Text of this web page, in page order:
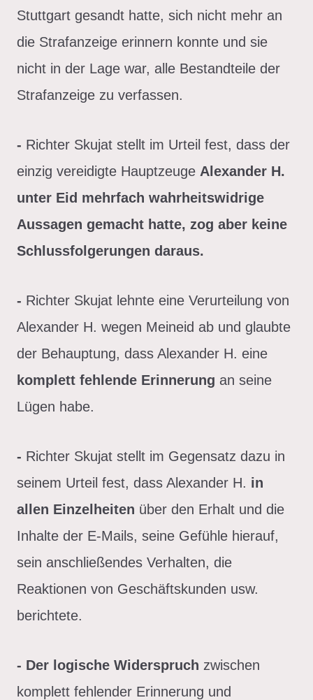
Stuttgart gesandt hatte, sich nicht mehr an
die Strafanzeige erinnern konnte und sie
nicht in der Lage war, alle Bestandteile der
Strafanzeige zu verfassen.
- Richter Skujat stellt im Urteil fest, dass der
einzig vereidigte Hauptzeuge Alexander H.
unter Eid mehrfach wahrheitswidrige
Aussagen gemacht hatte, zog aber keine
Schlussfolgerungen daraus.
- Richter Skujat lehnte eine Verurteilung von
Alexander H. wegen Meineid ab und glaubte
der Behauptung, dass Alexander H. eine
komplett fehlende Erinnerung an seine
Lügen habe.
- Richter Skujat stellt im Gegensatz dazu in
seinem Urteil fest, dass Alexander H. in
allen Einzelheiten über den Erhalt und die
Inhalte der E-Mails, seine Gefühle hierauf,
sein anschließendes Verhalten, die
Reaktionen von Geschäftskunden usw.
berichtete.
- Der logische Widerspruch zwischen
komplett fehlender Erinnerung und